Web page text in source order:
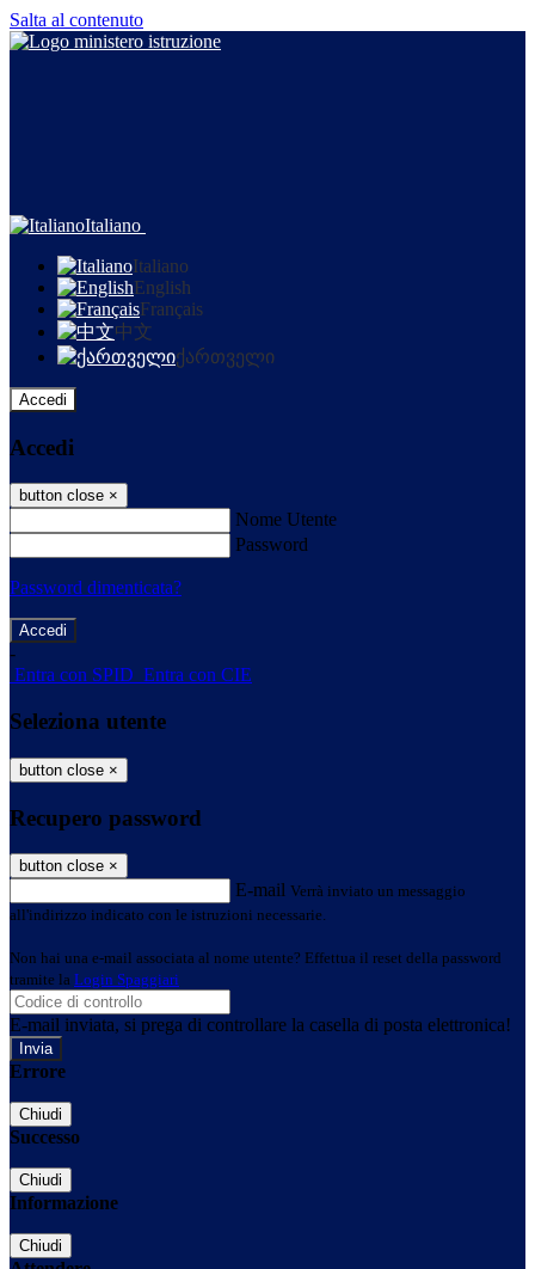
Salta al contenuto
Italiano
Italiano
English
Français
中文
ქართველი
Accedi
Accedi
button close ×
Nome Utente
Password
Password dimenticata?
-
Entra con SPID Entra con CIE
Seleziona utente
button close ×
Recupero password
button close ×
E-mail Verrà inviato un messaggio
all'indirizzo indicato con le istruzioni necessarie.
Non hai una e-mail associata al nome utente? Effettua il reset della password
tramite la Login Spaggiari
E-mail inviata, si prega di controllare la casella di posta elettronica!
Errore
Chiudi
Successo
Chiudi
Informazione
Chiudi